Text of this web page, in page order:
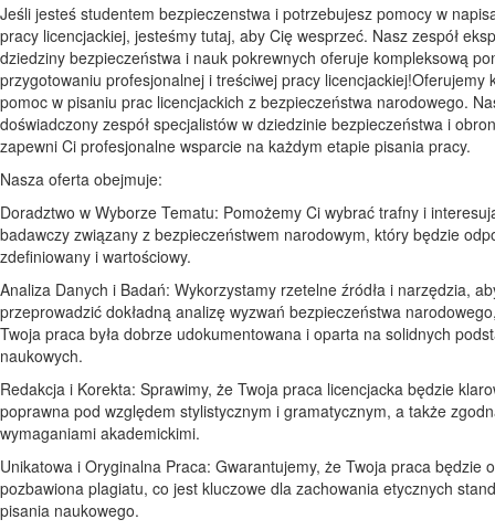
Jeśli jesteś studentem bezpieczenstwa i potrzebujesz pomocy w
pracy licencjackiej, jesteśmy tutaj, aby Cię wesprzeć. Nasz zespół
dziedziny bezpieczeństwa i nauk pokrewnych oferuje kompleksową
przygotowaniu profesjonalnej i treściwej pracy licencjackiej!Oferujemy
pomoc w pisaniu prac licencjackich z bezpieczeństwa narodowego.
doświadczony zespół specjalistów w dziedzinie bezpieczeństwa i
zapewni Ci profesjonalne wsparcie na każdym etapie pisania pracy.
Nasza oferta obejmuje:
Doradztwo w Wyborze Tematu: Pomożemy Ci wybrać trafny i
badawczy związany z bezpieczeństwem narodowym, który będzie
zdefiniowany i wartościowy.
Analiza Danych i Badań: Wykorzystamy rzetelne źródła i narzędzia,
przeprowadzić dokładną analizę wyzwań bezpieczeństwa
Twoja praca była dobrze udokumentowana i oparta na solidnych
naukowych.
Redakcja i Korekta: Sprawimy, że Twoja praca licencjacka będzie
poprawna pod względem stylistycznym i gramatycznym, a także
wymaganiami akademickimi.
Unikatowa i Oryginalna Praca: Gwarantujemy, że Twoja praca będzie
pozbawiona plagiatu, co jest kluczowe dla zachowania etycznych
pisania naukowego.